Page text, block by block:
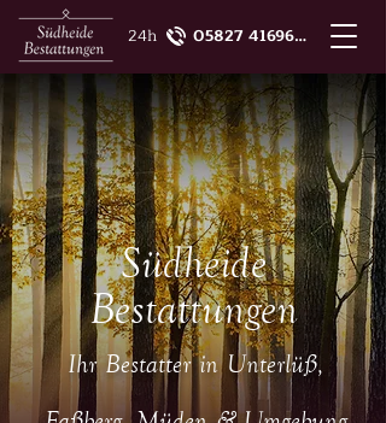
24h 05827 4169674
Südheide
Bestattungen
Ihr Bestatter in Unterlüß,